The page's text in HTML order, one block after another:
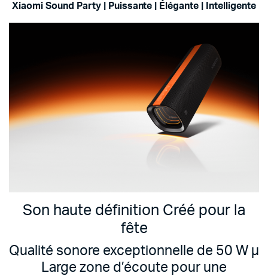
Xiaomi Sound Party | Puissante | Élégante | Intelligente
Son haute définition Créé pour la
fête
Qualité sonore exceptionnelle de 50 W µ
Large zone d’écoute pour une